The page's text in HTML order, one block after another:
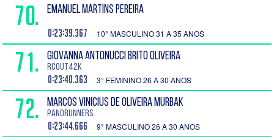
70. EMANUEL MARTINS PEREIRA
0:23:39.367 10° MASCULINO 31 A 35 ANOS
71. GIOVANNA ANTONUCCI BRITO OLIVEIRA
RCOUT42K
0:23:40.363 3° FEMININO 26 A 30 ANOS
72. MARCOS VINICIUS DE OLIVEIRA MURBAK
PanoRunners
0:23:44.666 9° MASCULINO 26 A 30 ANOS